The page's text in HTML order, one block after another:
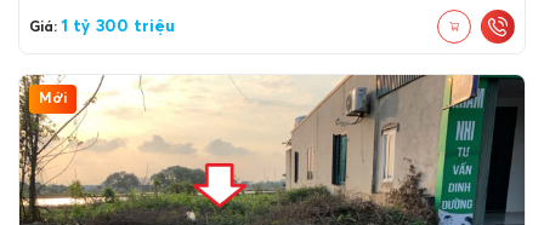
Giá: 1 tỷ 300 triệu
Mới